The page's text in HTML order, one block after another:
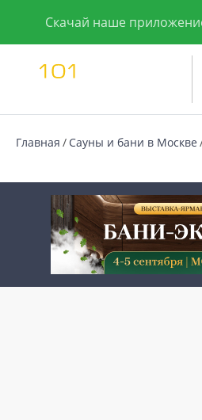
Скачай наше
Главная Сауны и бани в Москве